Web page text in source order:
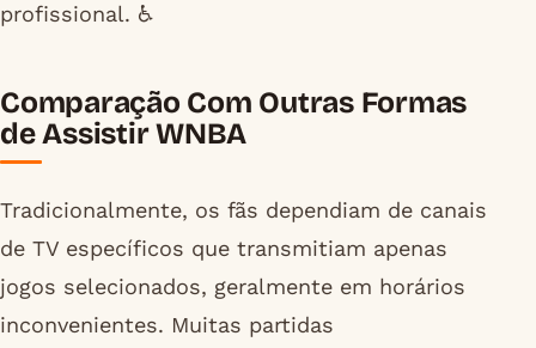
profissional. ♿
Comparação Com Outras Formas
de Assistir WNBA
Tradicionalmente, os fãs dependiam de canais
de TV específicos que transmitiam apenas
jogos selecionados, geralmente em horários
inconvenientes. Muitas partidas